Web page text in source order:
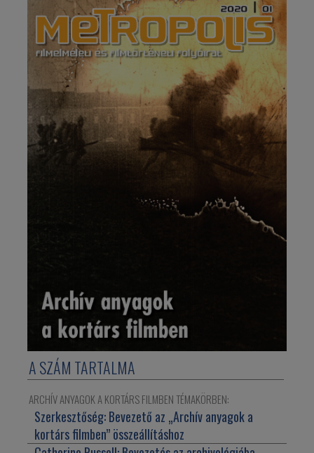
A SZÁM TARTALMA
ARCHÍV ANYAGOK A KORTÁRS FILMBEN TÉMAKÖRBEN:
Szerkesztőség:Bevezető az „Archív anyagok a
kortárs filmben” összeállításhoz